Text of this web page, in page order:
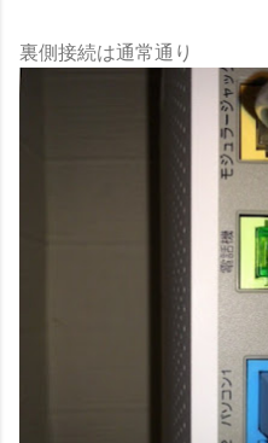
裏側接続は通常通り